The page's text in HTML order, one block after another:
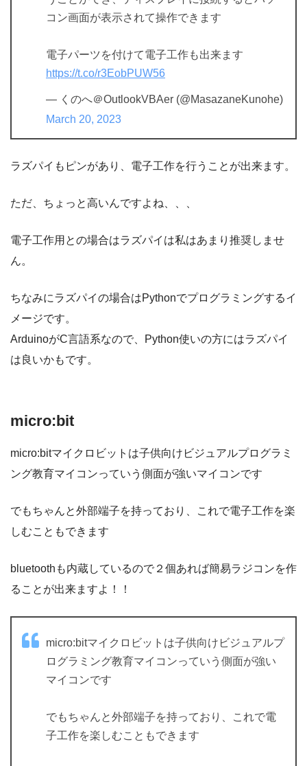
コン画面が表示されて操作できます
電子パーツを付けて電子工作も出来ます
https://t.co/r3EobPUW56
— くのへ＠OutlookVBAer (@MasazaneKunohe)
March 20, 2023
ラズパイもピンがあり、電子工作を行うことが出来ます。
ただ、ちょっと高いんですよね、、、
電子工作用との場合はラズパイは私はあまり推奨しませ
ん。
ちなみにラズパイの場合はPythonでプログラミングするイ
メージです。
ArduinoがC言語系なので、Python使いの方にはラズパイ
は良いかもです。
micro:bit
micro:bitマイクロビットは子供向けビジュアルプログラミ
ング教育マイコンっていう側面が強いマイコンです
でもちゃんと外部端子を持っており、これで電子工作を楽
しむこともできます
bluetoothも内蔵しているので２個あれば簡易ラジコンを作
ることが出来ますよ！！
micro:bitマイクロビットは子供向けビジュアルプ
ログラミング教育マイコンっていう側面が強い
マイコンです
でもちゃんと外部端子を持っており、これで電
子工作を楽しむこともできます